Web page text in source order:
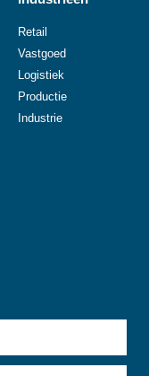
Retail
Vastgoed
Logistiek
Productie
Industrie